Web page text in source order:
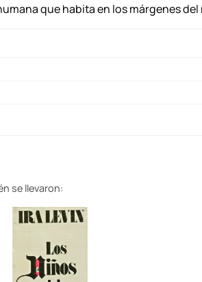
que habita en los márgenes del
se llevaron: